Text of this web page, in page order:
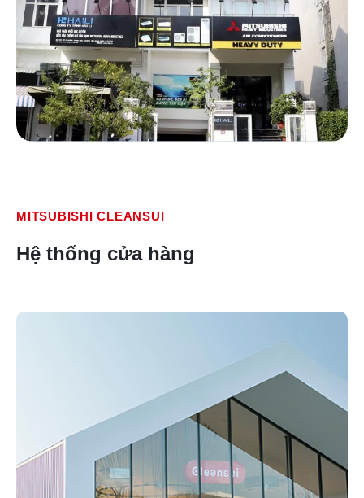
MITSUBISHI CLEANSUI
Hệ thống cửa hàng